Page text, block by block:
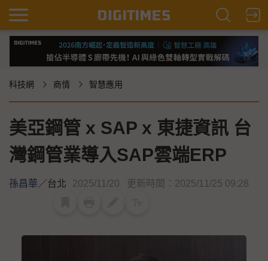
科技網 商情 智慧應用
美亞鋼管 x SAP x 東捷資訊 台
灣鋼管業導入SAP雲端ERP
孫昌華／台北 2025/11/20 更新時間：2025/11/25 09:28